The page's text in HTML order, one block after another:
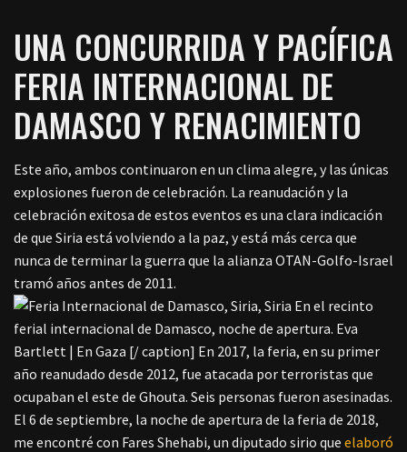
UNA CONCURRIDA Y PACÍFICA
FERIA INTERNACIONAL DE
DAMASCO Y RENACIMIENTO
Este año, ambos continuaron en un clima alegre, y las únicas
explosiones fueron de celebración. La reanudación y la
celebración exitosa de estos eventos es una clara indicación
de que Siria está volviendo a la paz, y está más cerca que
nunca de terminar la guerra que la alianza OTAN-Golfo-Israel
tramó años antes de 2011.
En el recinto
ferial internacional de Damasco, noche de apertura. Eva
Bartlett | En Gaza [/ caption] En 2017, la feria, en su primer
año reanudado desde 2012, fue atacada por terroristas que
ocupaban el este de Ghouta. Seis personas fueron asesinadas.
El 6 de septiembre, la noche de apertura de la feria de 2018,
me encontré con Fares Shehabi, un diputado sirio que elaboró